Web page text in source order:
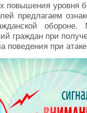
повышения уровня
предлагаем
обороне.
граждан при
поведения при